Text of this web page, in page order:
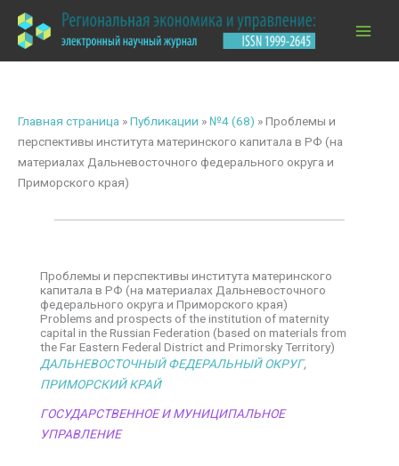
содержимому
Главная страница »Публикации » №4 (68) »Проблемы и
перспективы института материнского капитала в РФ (на
материалах Дальневосточного федерального округа и
Приморского края)
Проблемы и перспективы института материнского
капитала в РФ (на материалах Дальневосточного
федерального округа и Приморского края)
Problems and prospects of the institution of maternity
capital in the Russian Federation (based on materials from
the Far Eastern Federal District and Primorsky Territory)
ДАЛЬНЕВОСТОЧНЫЙ ФЕДЕРАЛЬНЫЙ ОКРУГ,
ПРИМОРСКИЙ КРАЙ
ГОСУДАРСТВЕННОЕ И МУНИЦИПАЛЬНОЕ
УПРАВЛЕНИЕ